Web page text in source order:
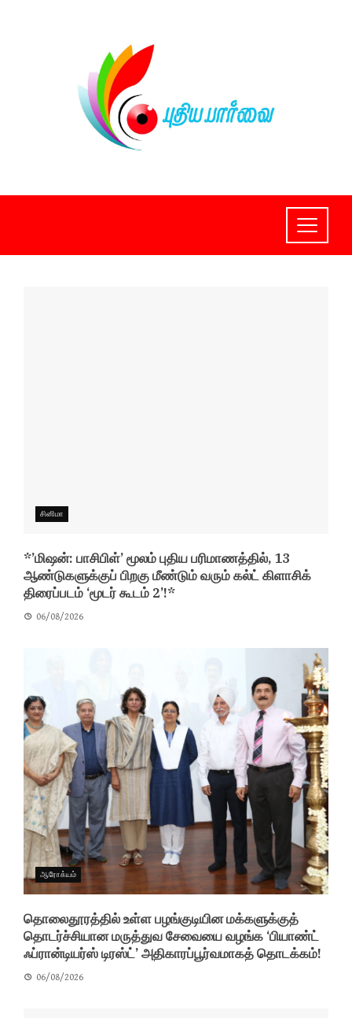
சினிமா
*’மிஷன்: பாசிபிள்’ மூலம் புதிய பரிமாணத்தில், 13
ஆண்டுகளுக்குப் பிறகு மீண்டும் வரும் கல்ட் கிளாசிக்
திரைப்படம் ‘மூடர் கூடம் 2’!*
06/08/2026
ஆரோக்யம்
தொலைதூரத்தில் உள்ள பழங்குடியின மக்களுக்குத்
தொடர்ச்சியான மருத்துவ சேவையை வழங்க ‘பியாண்ட்
ஃப்ரான்டியர்ஸ் டிரஸ்ட்’ அதிகாரப்பூர்வமாகத் தொடக்கம்!
06/08/2026